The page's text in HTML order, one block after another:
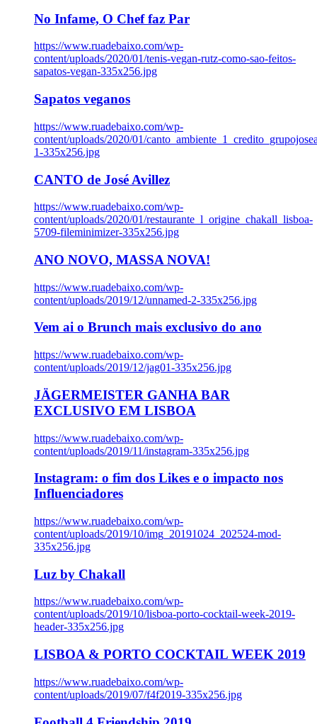
No Infame, O Chef faz Par
https://www.ruadebaixo.com/wp-
content/uploads/2020/01/tenis-vegan-rutz-como-sao-feitos-
sapatos-vegan-335x256.jpg
Sapatos veganos
https://www.ruadebaixo.com/wp-
content/uploads/2020/01/
1-335x256.jpg
CANTO de José Avillez
https://www.ruadebaixo.com/wp-
content/uploads/2020/01/restaurante_l_origine_chakall_lisboa-
5709-fileminimizer-335x256.jpg
ANO NOVO, MASSA NOVA!
https://www.ruadebaixo.com/wp-
content/uploads/2019/12/unnamed-2-335x256.jpg
Vem ai o Brunch mais exclusivo do ano
https://www.ruadebaixo.com/wp-
content/uploads/2019/12/jag01-335x256.jpg
JÄGERMEISTER GANHA BAR
EXCLUSIVO EM LISBOA
https://www.ruadebaixo.com/wp-
content/uploads/2019/11/instagram-335x256.jpg
Instagram: o fim dos Likes e o impacto nos
Influenciadores
https://www.ruadebaixo.com/wp-
content/uploads/2019/10/img_20191024_202524-mod-
335x256.jpg
Luz by Chakall
https://www.ruadebaixo.com/wp-
content/uploads/2019/10/lisboa-porto-cocktail-week-2019-
header-335x256.jpg
LISBOA & PORTO COCKTAIL WEEK 2019
https://www.ruadebaixo.com/wp-
content/uploads/2019/07/f4f2019-335x256.jpg